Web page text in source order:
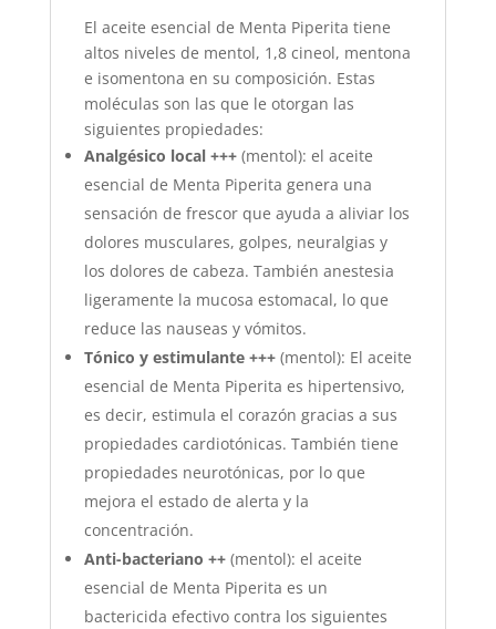
El aceite esencial de Menta Piperita tiene
altos niveles de mentol, 1,8 cineol, mentona
e isomentona en su composición. Estas
moléculas son las que le otorgan las
siguientes propiedades:
Analgésico local +++ (mentol): el aceite
esencial de Menta Piperita genera una
sensación de frescor que ayuda a aliviar los
dolores musculares, golpes, neuralgias y
los dolores de cabeza. También anestesia
ligeramente la mucosa estomacal, lo que
reduce las nauseas y vómitos.
Tónico y estimulante +++ (mentol): El aceite
esencial de Menta Piperita es hipertensivo,
es decir, estimula el corazón gracias a sus
propiedades cardiotónicas. También tiene
propiedades neurotónicas, por lo que
mejora el estado de alerta y la
concentración.
Anti-bacteriano ++(mentol): el aceite
esencial de Menta Piperita es un
bactericida efectivo contra los siguientes